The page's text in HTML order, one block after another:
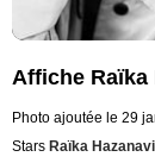
Affiche Raïka
Photo ajoutée le 29
Stars Raïka